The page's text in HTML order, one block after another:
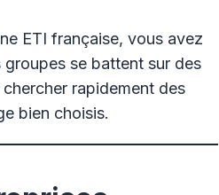
ETI française, vous avez
se battent sur des
rapidement des
bien choisis.